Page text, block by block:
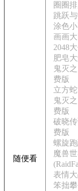
随便看
圈圈
跳跃
涂色
画画
2048
肥皂
鬼灭
费版
立方
鬼灭
费版
破晓
费版
螺旋
魔兽
表情
笨拙